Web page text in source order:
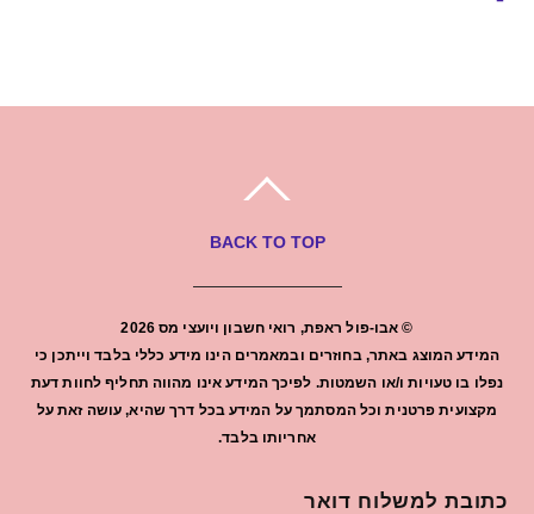
BACK TO TOP
© אבו-פול ראפת, רואי חשבון ויועצי מס2026
המידע המוצג באתר, בחוזרים ובמאמרים הינו מידע כללי בלבד וייתכן כי
נפלו בו טעויות ו/או השמטות. לפיכך המידע אינו מהווה תחליף לחוות דעת
מקצועית פרטנית וכל המסתמך על המידע בכל דרך שהיא, עושה זאת על
אחריותו בלבד.
כתובת למשלוח דואר